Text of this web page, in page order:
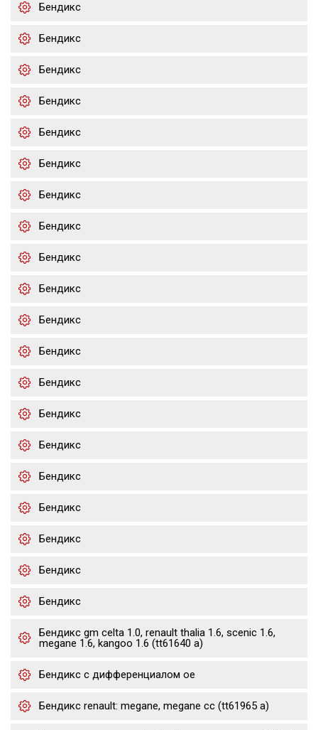
Бендикс
Бендикс
Бендикс
Бендикс
Бендикс
Бендикс
Бендикс
Бендикс
Бендикс
Бендикс
Бендикс
Бендикс
Бендикс
Бендикс
Бендикс
Бендикс
Бендикс
Бендикс
Бендикс
Бендикс
Бендикс gm celta 1.0, renault thalia 1.6, scenic 1.6,
megane 1.6, kangoo 1.6 (tt61640 a)
Бендикс с дифференциалом oe
Бендикс renault: megane, megane cc (tt61965 a)